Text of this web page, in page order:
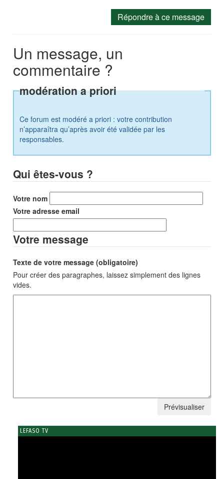
Répondre à ce message
Un message, un
commentaire ?
modération a priori
Ce forum est modéré a priori : votre contribution
n’apparaîtra qu’après avoir été validée par les
responsables.
Qui êtes-vous ?
Votre nom
Votre adresse email
Votre message
Texte de votre message (obligatoire)
Pour créer des paragraphes, laissez simplement des lignes
vides.
LEFASO TV